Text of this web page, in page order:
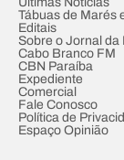
Tábuas de Marés
Editais
Sobre o Jornal da
Cabo Branco FM
CBN Paraíba
Expediente
Comercial
Fale Conosco
Política de
Espaço Opinião